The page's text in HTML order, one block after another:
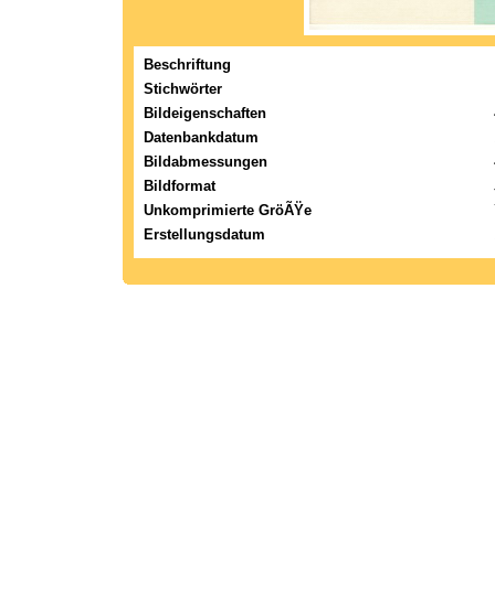
Beschriftung
Stichwörter
Bildeigenschaften
Datenbankdatum
Bildabmessungen
Bildformat
Unkomprimierte GröÃŸe
Erstellungsdatum